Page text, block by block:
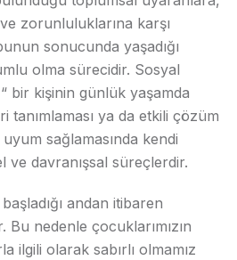
zorunluluklarına karşı
sonucunda yaşadığı
olma sürecidir. Sosyal
bir kişinin günlük yaşamda
tanımlaması ya da etkili çözüm
sağlamasında kendi
ve davranışsal süreçlerdir.
andan itibaren
nedenle çocuklarımızın
ilgili olarak sabırlı olmamız